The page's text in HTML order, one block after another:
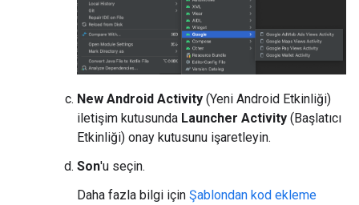
New Android Activity (Yeni Android Etkinliği)
iletişim kutusunda Launcher Activity (Başlatıcı
Etkinliği) onay kutusunu işaretleyin.
Son'u seçin.
Daha fazla bilgi için Şablondan kod ekleme